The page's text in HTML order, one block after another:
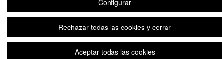
Configurar
Rechazar todas las cookies y cerrar
Aceptar todas las cookies
Plataforma de organización de eventos Symposium